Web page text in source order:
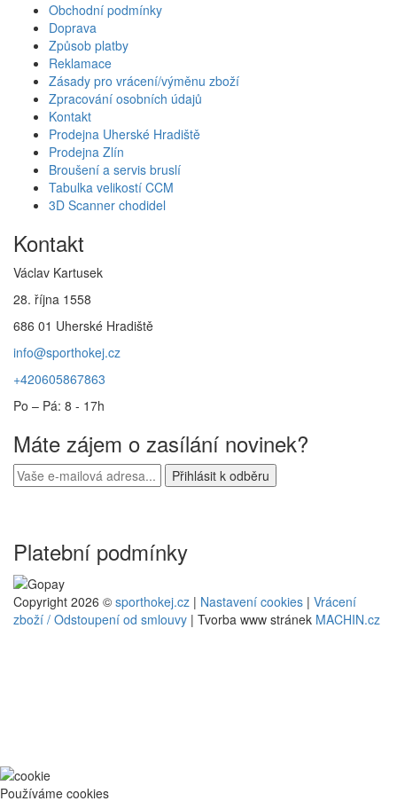
Obchodní podmínky
Doprava
Způsob platby
Reklamace
Zásady pro vrácení/výměnu zboží
Zpracování osobních údajů
Kontakt
Prodejna Uherské Hradiště
Prodejna Zlín
Broušení a servis bruslí
Tabulka velikostí CCM
3D Scanner chodidel
Kontakt
Václav Kartusek
28. října 1558
686 01 Uherské Hradiště
info@sporthokej.cz
+420605867863
Po – Pá: 8 - 17h
Máte zájem o zasílání novinek?
Platební podmínky
Copyright 2026 © sporthokej.cz | Nastavení cookies | Vrácení
zboží / Odstoupení od smlouvy | Tvorba www stránek MACHIN.cz
Používáme cookies